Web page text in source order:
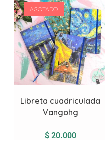
AGOTADO
Libreta cuadriculada
Vangohg
$20.000